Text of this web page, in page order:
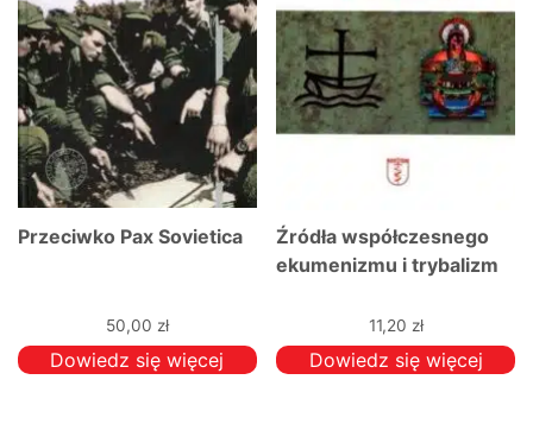
Przeciwko Pax Sovietica
50,00 zł
Dowiedz się więcej
Źródła współczesnego
ekumenizmu i trybalizm
11,20 zł
Dowiedz się więcej